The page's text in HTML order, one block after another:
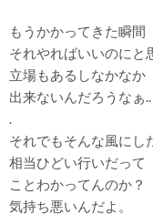
もうかかってきた瞬間
それやればいいのにと
立場もあるしなかなか
出来ないんだろうなぁ..
.
それでもそんな風にし
相当ひどい行いだって
ことわかってんのか？
気持ち悪いんだよ。